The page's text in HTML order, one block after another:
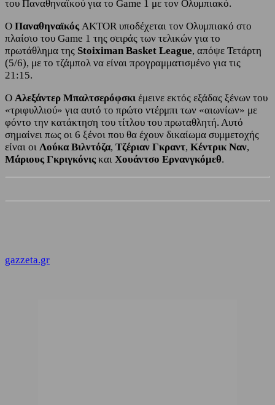
του Παναθηναϊκού για το Game 1 με τον Ολυμπιακό.
Ο Παναθηναϊκός AKTOR υποδέχεται τον Ολυμπιακό στο
πλαίσιο του Game 1 της σειράς των τελικών για το
πρωτάθλημα της Stoiximan Basket League, απόψε Τετάρτη
(5/6), με το τζάμπολ να είναι προγραμματισμένο για τις
21:15.
Ο Αλεξάντερ Μπαλτσερόφσκι έμεινε εκτός εξάδας ξένων του
«τριφυλλιού» για αυτό το πρώτο ντέρμπι των «αιωνίων» με
φόντο την κατάκτηση του τίτλου του πρωταθλητή. Αυτό
σημαίνει πως οι 6 ξένοι που θα έχουν δικαίωμα συμμετοχής
είναι οι Λούκα Βιλντόζα, Τζέριαν Γκραντ, Κέντρικ Ναν,
Μάριους Γκριγκόνις και Χουάντσο Ερνανγκόμεθ.
gazzeta.gr